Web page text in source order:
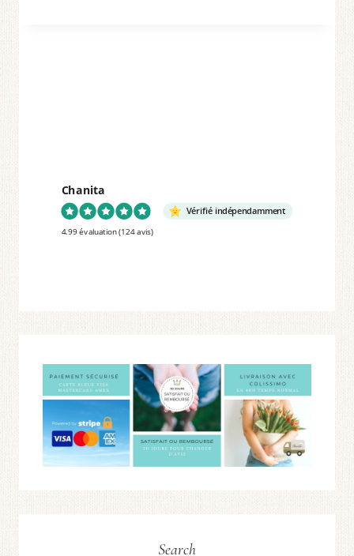
RAPIDE
Chanita
Vérifié indépendamment
4.99 évaluation(124 avis)
Search